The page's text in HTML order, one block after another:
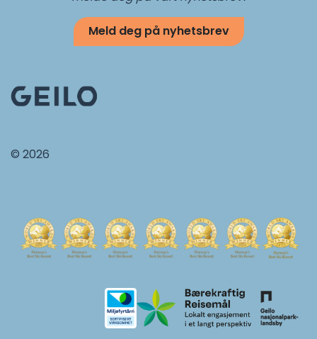
Meld deg på nyhetsbrev
© 2026